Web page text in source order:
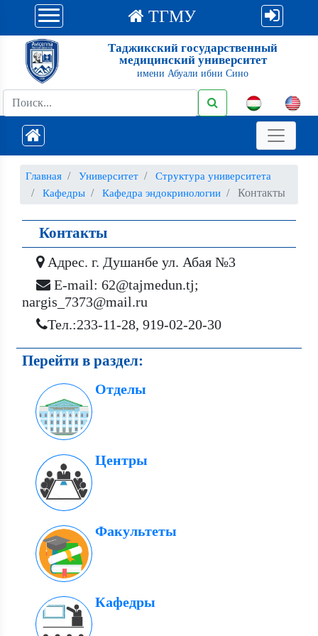
ТГМУ
Таджикский государственный
медицинский университет
имени Абуали ибни Сино
Главная Университет
Структура университета
Кафедры
Кафедра эндокринологии Контакты
Контакты
Адрес. г. Душанбе ул. Абая №3
E-mail: 62@tajmedun.tj;
nargis_7373@mail.ru
Тел.:233-11-28, 919-02-20-30
Перейти в раздел:
Отделы
Центры
Факультеты
Кафедры